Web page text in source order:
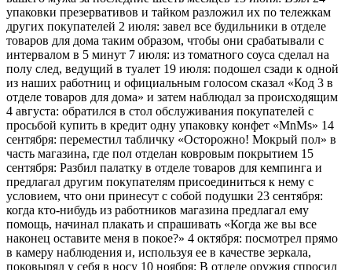
упаковки презервативов и тайком разложил их по тележкам
других покупателей 2 июля: завел все будильники в отделе
товаров для дома таким образом, чтобы они срабатывали с
интервалом в 5 минут 7 июля: из томатного соуса сделал на
полу след, ведущий в туалет 19 июля: подошел сзади к одной
из наших работниц и официальным голосом сказал «Код 3 в
отделе товаров для дома» и затем наблюдал за происходящим
4 августа: обратился в стол обслуживания покупателей с
просьбой купить в кредит одну упаковку конфет «MnMs» 14
сентября: переместил табличку «Осторожно! Мокрый пол» в
часть магазина, где пол отделан ковровым покрытием 15
сентября: Разбил палатку в отделе товаров для кемпинга и
предлагал другим покупателям присоединиться к нему с
условием, что они принесут с собой подушки 23 сентября:
когда кто-нибудь из работников магазина предлагал ему
помощь, начинал плакать и спрашивать «Когда же вы все
наконец оставите меня в покое?» 4 октября: посмотрел прямо
в камеру наблюдения и, используя ее в качестве зеркала,
поковырял у себя в носу 10 ноября: В отделе оружия спросил